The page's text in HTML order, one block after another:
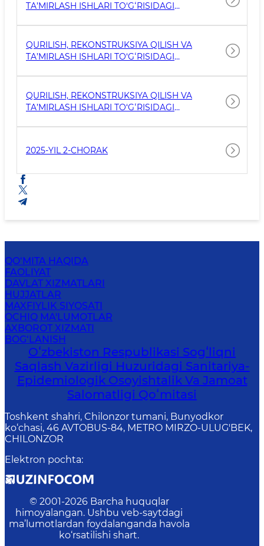
TA’MIRLASH ISHLARI TO‘GʻRISIDAGI
QURILISH, REKONSTRUKSIYA QILISH VA
TA’MIRLASH ISHLARI TO‘GʻRISIDAGI
QURILISH, REKONSTRUKSIYA QILISH VA
TA’MIRLASH ISHLARI TO‘GʻRISIDAGI
2025-YIL 2-CHORAK
QO‘MITA HAQIDA
FAOLIYAT
DAVLAT XIZMATLARI
HUJJATLAR
MAXFIYLIK SIYOSATI
OCHIQ MA'LUMOTLAR
AXBOROT XIZMATI
BOG‘LANISH
Oʻzbekiston Respublikasi Sogʻliqni
Saqlash Vazirligi Huzuridagi Sanitariya-
Epidemiologik Osoyishtalik Va Jamoat
Salomatligi Qoʻmitasi
Toshkent shahri, Chilonzor tumani, Bunyodkor
ko‘chasi, 46 AVTOBUS-84, METRO MIRZO-ULUG'BEK,
CHILONZOR
Elektron pochta:
© 2001-2026 Barcha huquqlar
himoyalangan. Ushbu veb-saytdagi
ma’lumotlardan foydalanganda havola
ko‘rsatilishi shart.